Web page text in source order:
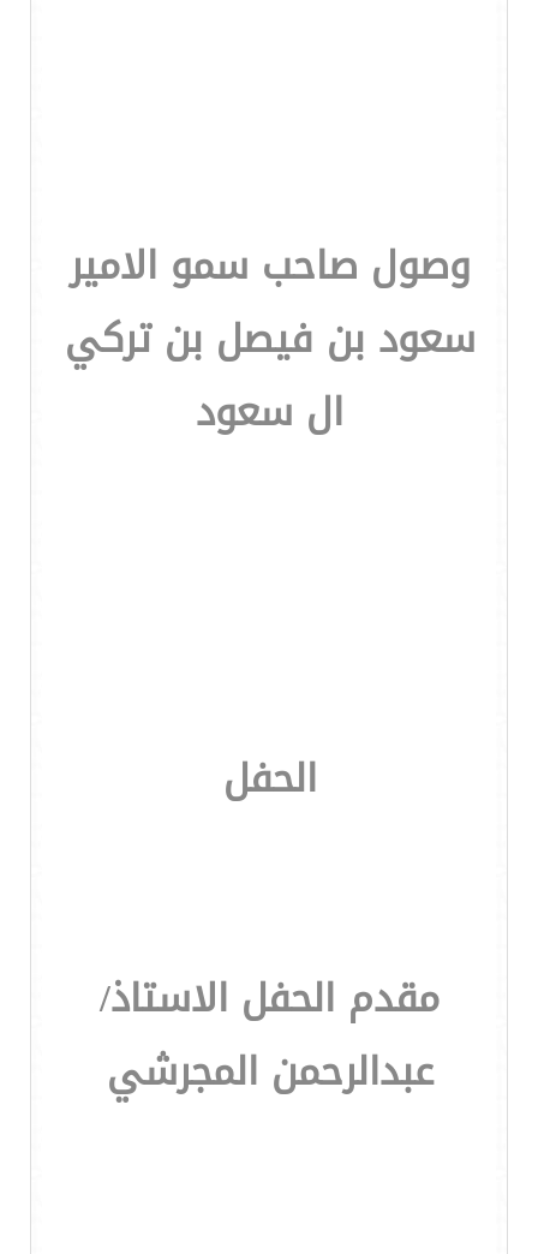
وصول صاحب سمو الامير
سعود بن فيصل بن تركي
ال سعود
الحفل
مقدم الحفل الاستاذ/
عبدالرحمن المجرشي